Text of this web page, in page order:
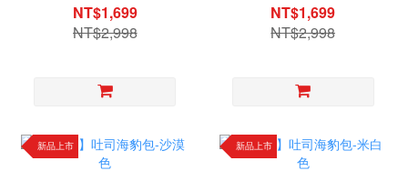
NT$1,699
NT$2,998
NT$1,699
NT$2,998
新品上市 新品上市